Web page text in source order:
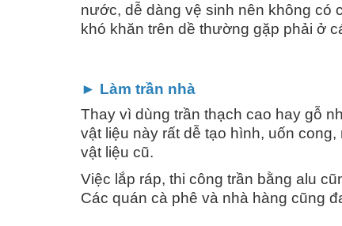
nước, dễ dàng vệ sinh nên không có
khó khăn trên dề thường gặp phải ở
► Làm trần nhà
Thay vì dùng trần thạch cao hay gỗ
vật liệu này rất dễ tạo hình, uốn
vật liệu cũ.
Việc lắp ráp, thi công trần bằng alu
Các quán cà phê và nhà hàng cũng